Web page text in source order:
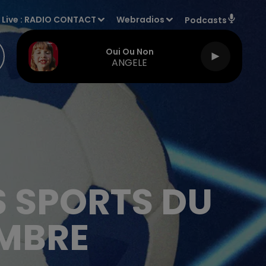
Live : RADIO CONTACT Webradios Podcasts
Oui Ou Non
ANGELE
SPORTS DU